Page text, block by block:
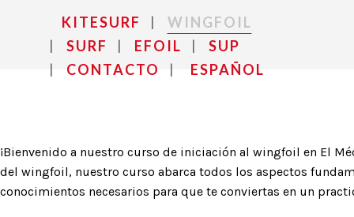
KITESURF
WINGFOIL
SURF
EFOIL
SUP
CONTACTO
ESPAÑOL
¡Bienvenido a nuestro curso de iniciación al wingfoil en El
del wingfoil, nuestro curso abarca todos los aspectos
conocimientos necesarios para que te conviertas en un